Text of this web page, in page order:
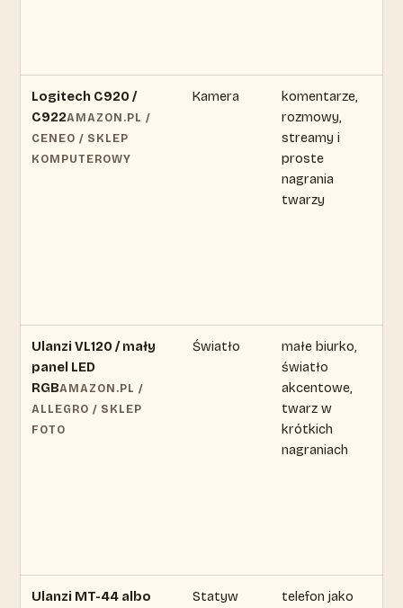
Logitech C920 /
C922AMAZON.PL /
CENEO / SKLEP
KOMPUTEROWY
Kamera
komentarze,
rozmowy,
streamy i
proste
nagrania
twarzy
Ulanzi VL120 / mały
panel LED
RGBAMAZON.PL /
ALLEGRO / SKLEP
FOTO
Światło
małe biurko,
światło
akcentowe,
twarz w
krótkich
nagraniach
Ulanzi MT-44 albo
Statyw
telefon jako